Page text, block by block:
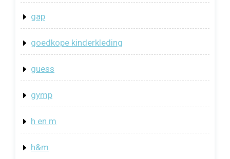
gap
goedkope kinderkleding
guess
gymp
h en m
h&m